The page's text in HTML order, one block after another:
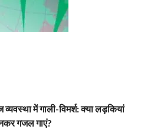
व्‍यवस्‍था में गाली-विमर्श: क्या लड़कियां
गजल गाएं?